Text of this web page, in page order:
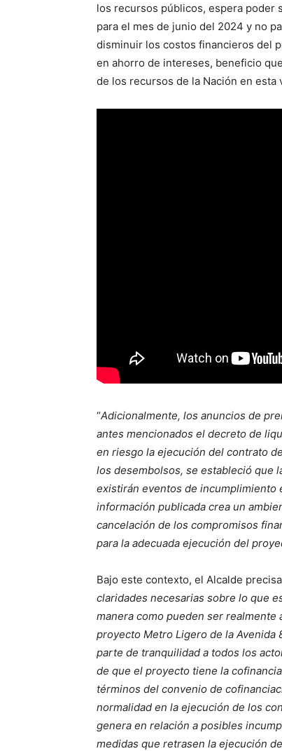
los recursos públicos, espera poder
para el mes de junio del 2024 y no
disminuir los costos financieros del
en ahorro de intereses, beneficio
de los recursos de la Nación en esta
“Adicionalmente, los anuncios de
antes mencionados el decreto de
en riesgo la ejecución del contrato
los desembolsos, se estableció que
existirán eventos de incumplimiento
información publicada crea un
cancelación de los compromisos
para la adecuada ejecución del
Bajo este contexto, el Alcalde
claridades necesarias sobre lo que
manera como pueden ser
proyecto Metro Ligero de la Avenida
parte de tranquilidad a todos los
de que el proyecto tiene la
términos del convenio de
normalidad en la ejecución de los
genera en relación a posibles
medidas que retrasen la ejecución